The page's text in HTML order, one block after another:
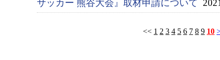
サッカー 熊谷大会』取材申請について
<< 1 2 3 4 5 6 7 8 9 10